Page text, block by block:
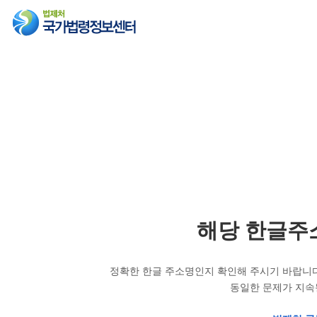
해당 한글주
정확한 한글 주소명인지 확인해 주시기 바랍
동일한 문제가 지